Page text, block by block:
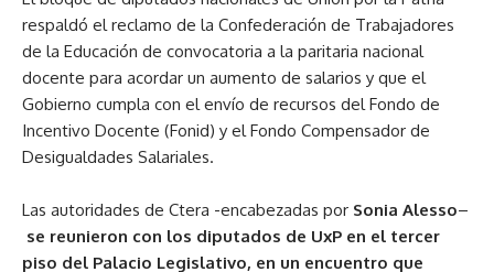
respaldó el reclamo de la Confederación de Trabajadores
de la Educación de convocatoria a la paritaria nacional
docente para acordar un aumento de salarios y que el
Gobierno cumpla con el envío de recursos del Fondo de
Incentivo Docente (Fonid) y el Fondo Compensador de
Desigualdades Salariales.
Las autoridades de Ctera -encabezadas por Sonia Alesso–
se reunieron con los diputados de UxP en el tercer
piso del Palacio Legislativo, en un encuentro que